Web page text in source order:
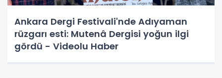
Ankara Dergi Festivali'nde Adıyaman
rüzgarı esti: Mutenâ Dergisi yoğun ilgi
gördü - Videolu Haber